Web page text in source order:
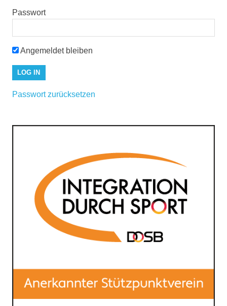
Passwort
Angemeldet bleiben
Passwort zurücksetzen